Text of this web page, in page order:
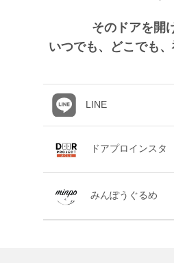
そのドアを開
いつでも、どこでも
LINE
ドアプロインスタ
みんぽうぐるめ